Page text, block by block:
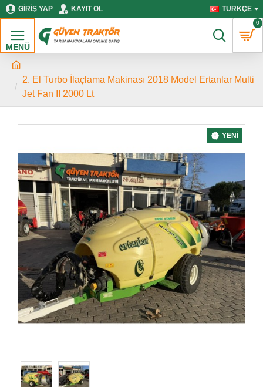
GIRIŞ YAP KAYIT OL TÜRKÇE
0
2. El Turbo İlaçlama Makinası 2018 Model Ertanlar Multi
Jet Fan II 2000 Lt
YENI